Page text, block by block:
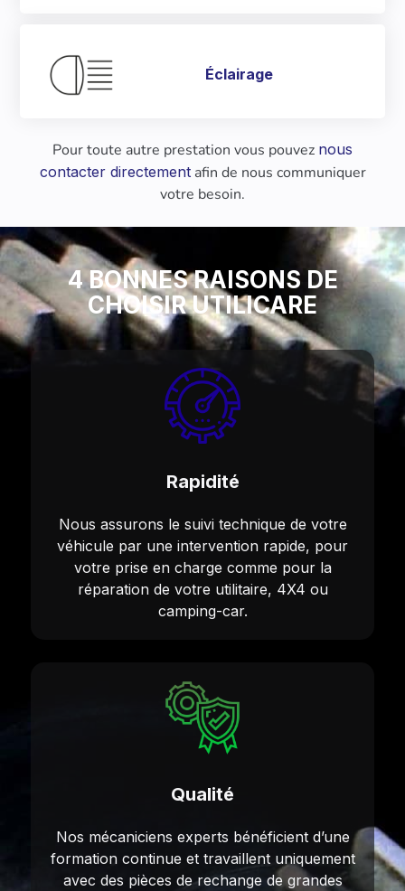
Éclairage
Pour toute autre prestation vous pouvez nous
contacter directementafin de nous communiquer
votre besoin.
4 BONNES RAISONS DE
CHOISIR UTILICARE
Rapidité
Nous assurons le suivi technique de votre
véhicule par une intervention rapide, pour
votre prise en charge comme pour la
réparation de votre utilitaire, 4X4 ou
camping-car.
Qualité
Nos mécaniciens experts bénéficient d’une
formation continue et travaillent uniquement
avec des pièces de rechange de grandes